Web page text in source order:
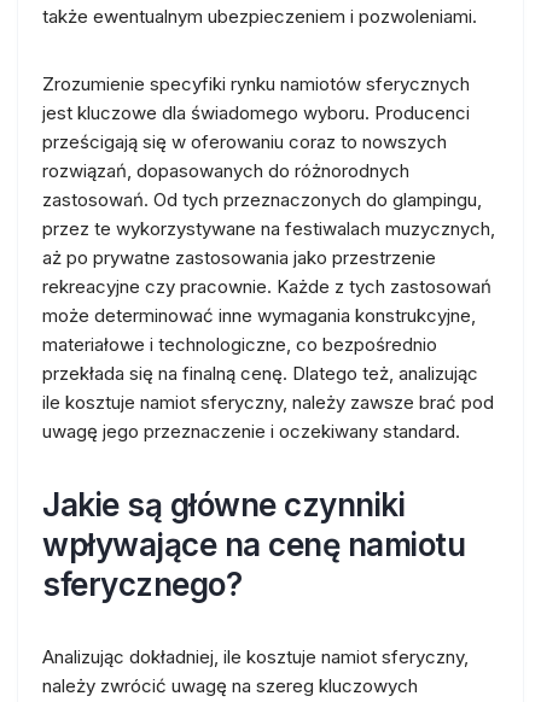
także ewentualnym ubezpieczeniem i pozwoleniami.
Zrozumienie specyfiki rynku namiotów sferycznych
jest kluczowe dla świadomego wyboru. Producenci
prześcigają się w oferowaniu coraz to nowszych
rozwiązań, dopasowanych do różnorodnych
zastosowań. Od tych przeznaczonych do glampingu,
przez te wykorzystywane na festiwalach muzycznych,
aż po prywatne zastosowania jako przestrzenie
rekreacyjne czy pracownie. Każde z tych zastosowań
może determinować inne wymagania konstrukcyjne,
materiałowe i technologiczne, co bezpośrednio
przekłada się na finalną cenę. Dlatego też, analizując
ile kosztuje namiot sferyczny, należy zawsze brać pod
uwagę jego przeznaczenie i oczekiwany standard.
Jakie są główne czynniki
wpływające na cenę namiotu
sferycznego?
Analizując dokładniej, ile kosztuje namiot sferyczny,
należy zwrócić uwagę na szereg kluczowych